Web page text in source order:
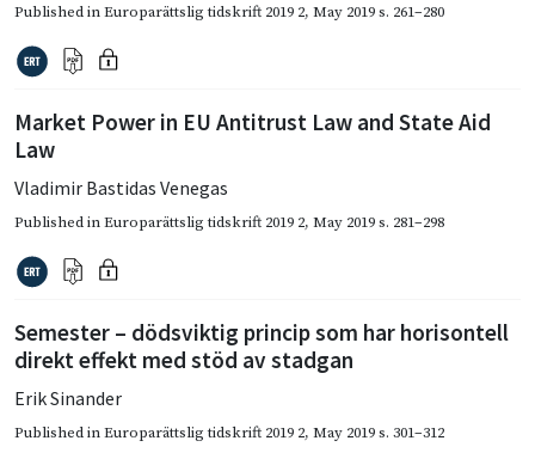
Published inEuroparättslig tidskrift 2019 2, May 2019s. 261–280
Market Power in EU Antitrust Law and State Aid
Law
Vladimir Bastidas Venegas
Published inEuroparättslig tidskrift 2019 2, May 2019s. 281–298
Semester – dödsviktig princip som har horisontell
direkt effekt med stöd av stadgan
Erik Sinander
Published inEuroparättslig tidskrift 2019 2, May 2019s. 301–312